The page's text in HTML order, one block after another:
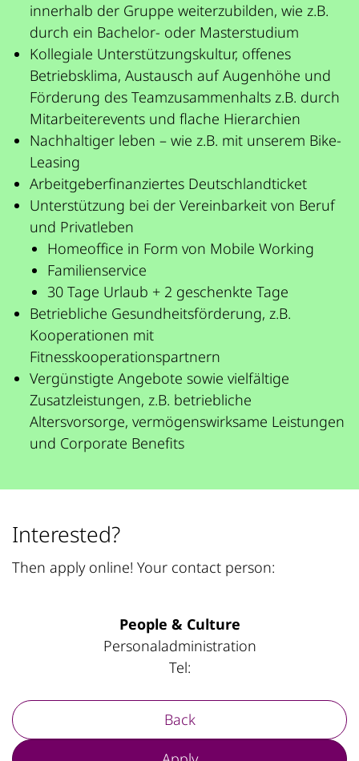
innerhalb der Gruppe weiterzubilden, wie z.B.
durch ein Bachelor- oder Masterstudium
Kollegiale Unterstützungskultur, offenes
Betriebsklima, Austausch auf Augenhöhe und
Förderung des Teamzusammenhalts z.B. durch
Mitarbeiterevents und flache Hierarchien
Nachhaltiger leben – wie z.B. mit unserem Bike-
Leasing
Arbeitgeberfinanziertes Deutschlandticket
Unterstützung bei der Vereinbarkeit von Beruf
und Privatleben
Homeoffice in Form von Mobile Working
Familienservice
30 Tage Urlaub + 2 geschenkte Tage
Betriebliche Gesundheitsförderung, z.B.
Kooperationen mit
Fitnesskooperationspartnern
Vergünstigte Angebote sowie vielfältige
Zusatzleistungen, z.B. betriebliche
Altersvorsorge, vermögenswirksame Leistungen
und Corporate Benefits
Interested?
Then apply online! Your contact person:
People & Culture
Personaladministration
Tel:
Back